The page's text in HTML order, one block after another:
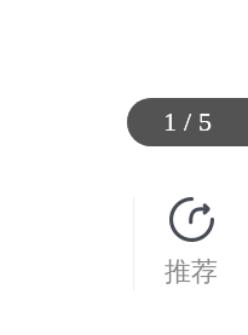
1 / 5
1 / 5
1 / 5
1 / 5
1 / 5
推荐